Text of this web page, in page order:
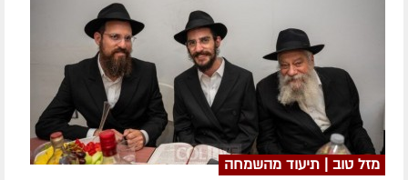
מזל טוב | תיעוד מהשמחה